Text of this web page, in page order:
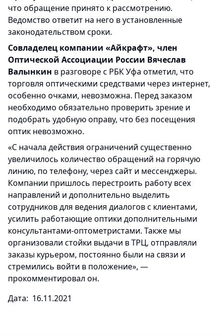
что обращение принято к рассмотрению.
Ведомство ответит на него в установленные
законодательством сроки.
Совладелец компании «Айкрафт», член
Оптической Ассоциации России Вячеслав
Валынкин в разговоре с РБК Уфа отметил, что
торговля оптическими средствами через интернет,
особенно очками, невозможна. Перед заказом
необходимо обязательно проверить зрение и
подобрать удобную оправу, что без посещения
оптик невозможно.
«С начала действия ограничений существенно
увеличилось количество обращений на горячую
линию, по телефону, через сайт и мессенджеры.
Компании пришлось перестроить работу всех
направлений и дополнительно выделить
сотрудников для ведения диалогов с клиентами,
усилить работающие оптики дополнительными
консультантами-оптометристами. Также мы
организовали стойки выдачи в ТРЦ, отправляли
заказы курьером, постоянно были на связи и
стремились войти в положение», —
прокомментировал он.
Дата: 16.11.2021